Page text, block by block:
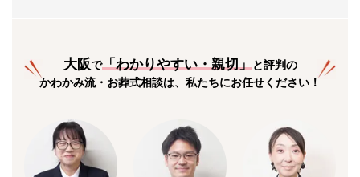
大阪で「わかりやすい・親切」と評判の
かわかみ流・お葬式相談は、私たちにお任せください！